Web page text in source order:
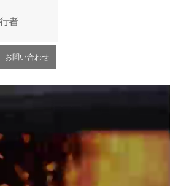
お問い合わせ